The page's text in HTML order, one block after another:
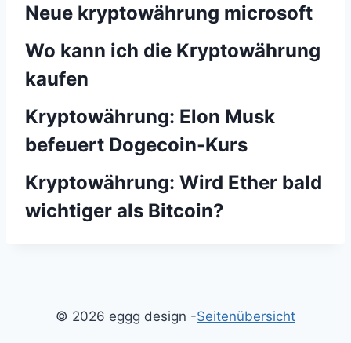
Neue kryptowährung microsoft
Wo kann ich die Kryptowährung
kaufen
Kryptowährung: Elon Musk
befeuert Dogecoin-Kurs
Kryptowährung: Wird Ether bald
wichtiger als Bitcoin?
© 2026 eggg design -Seitenübersicht